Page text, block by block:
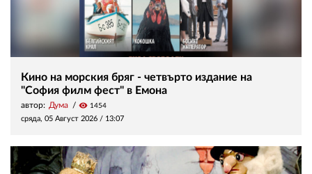
Кино на морския бряг - четвърто издание на
"София филм фест" в Емона
автор: Дума visibility 1454
сряда, 05 Август 2026 / 13:07